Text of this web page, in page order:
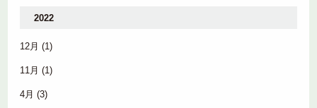
2022
12月 (1)
11月 (1)
4月 (3)